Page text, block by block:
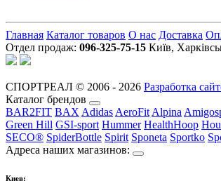
Главная Каталог товаров О нас Доставка
Отдел продаж: 096-325-75-15 Київ,
СПОРТРЕАЛ © 2006 - 2026 Разработка
Каталог брендов
BAR2FIT BAX Adidas AeroFit Alpina
Green Hill GSI-sport Hummer HealthHoop
SECO® SpiderBottle Spirit Sponeta Sportko
Адреса наших магазинов:
Киев: